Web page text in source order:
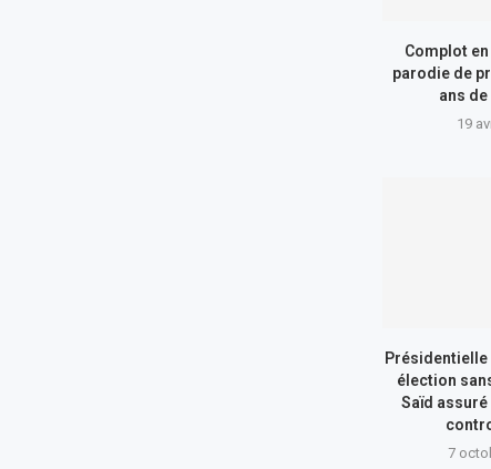
Complot
parodie de
ans
19
Présidentielle
élection
Saïd assuré
7